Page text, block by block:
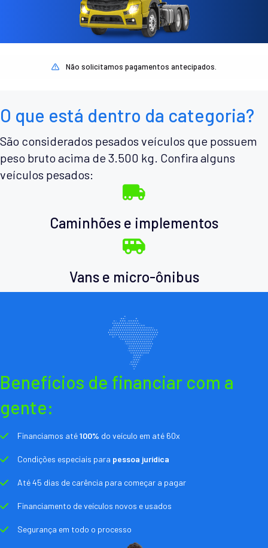
Não solicitamos pagamentos antecipados.
O que está dentro da categoria?
São considerados pesados veículos que possuem
peso bruto acima de 3.500 kg. Confira alguns
veículos pesados:
Caminhões e implementos
Vans e micro-ônibus
Benefícios de financiar com a
gente:
Financiamos até100% do veículo em até 60x
Condições especiais para pessoa jurídica
Até 45 dias de carência para começar a pagar
Financiamento de veículos novos e usados
Segurança em todo o processo